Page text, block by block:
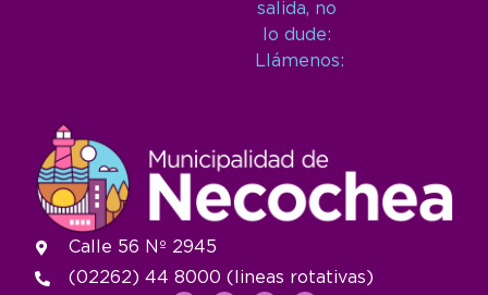
salida, no
lo dude:
Llámenos:
Calle 56 Nº 2945
(02262) 44 8000 (lineas rotativas)